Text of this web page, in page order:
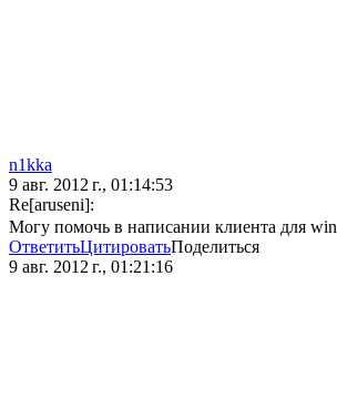
n1kka
9 авг. 2012 г., 01:14:53
Re[aruseni]:
Могу помочь в написании клиента для win
ОтветитьЦитироватьПоделиться
9 авг. 2012 г., 01:21:16